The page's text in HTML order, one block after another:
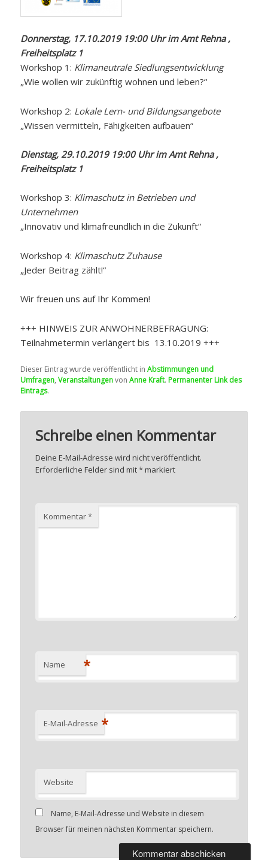
Donnerstag, 17.10.2019 19:00 Uhr im Amt Rehna ,
Freiheitsplatz 1
Workshop 1: Klimaneutrale Siedlungsentwicklung
„Wie wollen wir zukünftig wohnen und leben?“
Workshop 2: Lokale Lern- und Bildungsangebote
„Wissen vermitteln, Fähigkeiten aufbauen“
Dienstag, 29.10.2019 19:00 Uhr im Amt Rehna ,
Freiheitsplatz 1
Workshop 3: Klimaschutz in Betrieben und
Unternehmen
„Innovativ und klimafreundlich in die Zukunft“
Workshop 4: Klimaschutz Zuhause
„Jeder Beitrag zählt!“
Wir freuen uns auf Ihr Kommen!
+++ HINWEIS ZUR ANWOHNERBEFRAGUNG:
Teilnahmetermin verlängert bis 13.10.2019 +++
Dieser Eintrag wurde veröffentlicht inAbstimmungen und
Umfragen,VeranstaltungenvonAnne Kraft. Permanenter Link des
Eintrags.
Schreibe einen Kommentar
Deine E-Mail-Adresse wird nicht veröffentlicht.
Erforderliche Felder sind mit*markiert
Kommentar*
Name *
E-Mail-Adresse *
Website
Name, E-Mail-Adresse und Website in diesem
Browser für meinen nächsten Kommentar speichern.